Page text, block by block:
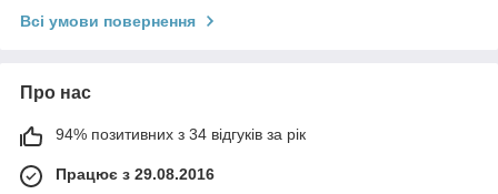
Всі умови повернення
Про нас
94% позитивних з 34 відгуків за рік
Працює з 29.08.2016